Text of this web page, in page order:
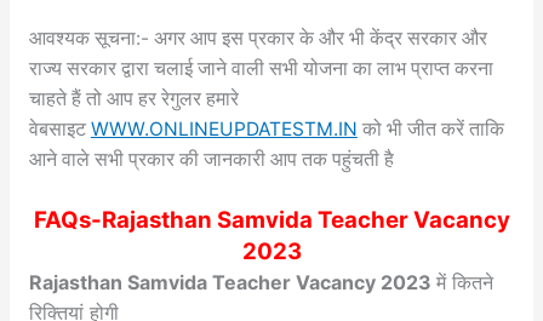
आवश्यक सूचना:- अगर आप इस प्रकार के और भी केंद्र सरकार और
राज्य सरकार द्वारा चलाई जाने वाली सभी योजना का लाभ प्राप्त करना
चाहते हैं तो आप हर रेगुलर हमारे
वेबसाइटWWW.ONLINEUPDATESTM.IN को भी जीत करें ताकि
आने वाले सभी प्रकार की जानकारी आप तक पहुंचती है
FAQs-Rajasthan Samvida Teacher Vacancy
2023
Rajasthan Samvida Teacher Vacancy 2023 में कितने
रिक्तियां होगी